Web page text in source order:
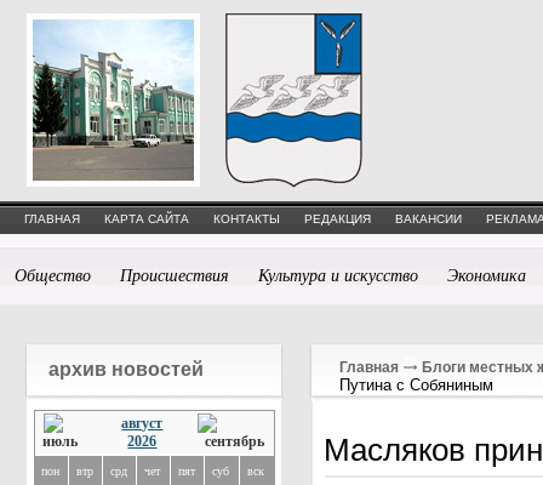
ГЛАВНАЯ КАРТА САЙТА КОНТАКТЫ РЕДАКЦИЯ ВАКАНСИИ
Общество Происшествия Культура и искусство Экономика
архив новостей
август
2026
пон втр срд чет пят суб вск
Главная Блоги местных
Путина с Собяниным
Масляков